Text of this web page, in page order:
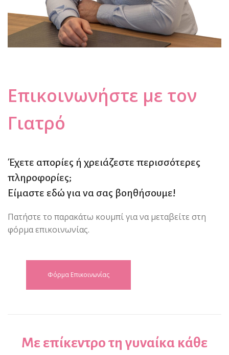
Επικοινωνήστε με τον
Γιατρό
Έχετε απορίες ή χρειάζεστε περισσότερες
πληροφορίες;
Είμαστε εδώ για να σας βοηθήσουμε!
Πατήστε το παρακάτω κουμπί για να μεταβείτε στη
φόρμα επικοινωνίας.
Φόρμα Επικοινωνίας
Με επίκεντρο τη γυναίκα κάθε